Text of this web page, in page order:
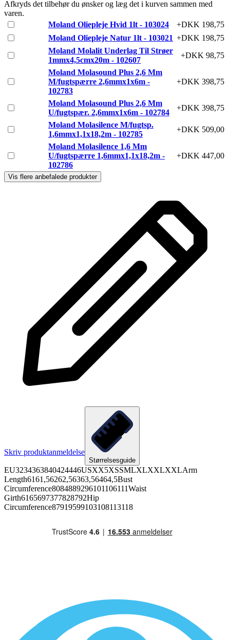
Afkryds det tilbehør du ønsker og læg det i kurven sammen med
varen.
Moland Oliepleje Hvid 1lt - 103024
+DKK 198,75
Moland Oliepleje Natur 1lt - 103021 +DKK 198,75
Moland Molalit Underlag Til Strøer
1mmx4,5cmx20m - 102607
+DKK 98,75
Moland Molasound Plus 2,6 Mm
M/fugtspærre 2,6mmx1x6m -
102783
+DKK 398,75
Moland Molasound Plus 2,6 Mm
U/fugtspær. 2,6mmx1x6m - 102784
+DKK 398,75
Moland Molasilence M/fugtsp.
1,6mmx1,1x18,2m - 102785
+DKK 509,00
Moland Molasilence 1,6 Mm
U/fugtspærre 1,6mmx1,1x18,2m -
102786
+DKK 447,00
Vis flere anbefalede produkter
Skriv produktanmeldelse
Størrelsesguide
EU3234363840424446USXX5XSSMLXLXXLXXLArm
Length6161,56262,56363,56464,5Bust
Circumference8084889296101106111Waist
Girth6165697377828792Hip
Circumference87919599103108113118